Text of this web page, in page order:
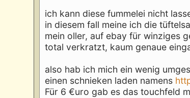
ich kann diese fummelei nicht
in diesem fall meine ich die
mein oller, auf ebay für winziges
total verkratzt, kaum genaue
also hab ich mich ein wenig
einen schnieken laden namens
Für 6 €uro gab es das touchfeld